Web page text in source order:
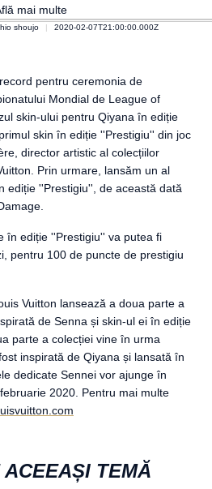
mai multe
shoujo 2020-02-07T21:00:00.000Z
pentru ceremonia de
Mondial de League of
skin-ului pentru Qiyana în ediție
skin în ediție ''Prestigiu'' din joc
director artistic al colecțiilor
Prin urmare, lansăm un al
ediție ''Prestigiu'', de această dată
în ediție ''Prestigiu'' va putea fi
pentru 100 de puncte de prestigiu
Vuitton lansează a doua parte a
de Senna și skin-ul ei în ediție
parte a colecției vine în urma
inspirată de Qiyana și lansată în
dedicate Sennei vor ajunge în
2020. Pentru mai multe
TEMĂ